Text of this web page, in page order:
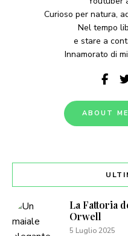
Curioso per natura,
Nel tempo
e stare a
Innamorato di
ABOUT
La Fattoria
Orwell
5 Luglio 2025